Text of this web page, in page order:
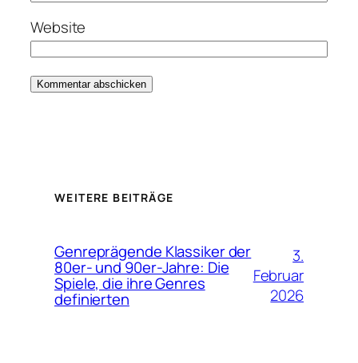
Website
WEITERE BEITRÄGE
Genreprägende Klassiker der
80er- und 90er-Jahre: Die
Spiele, die ihre Genres
definierten
3.
Februar
2026